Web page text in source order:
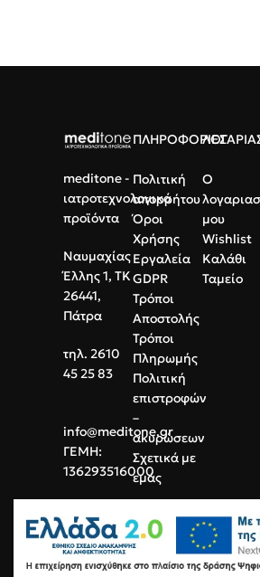
meditone -
ιατροτεχνολογικά
προϊόντα
Ναυμαχίας
Έλλης 1, ΤΚ
26441,
Πάτρα
τηλ. 2610
45 25 83
info@meditone.gr
ΓΕΜΗ:
136293516000
ΠΛΗΡΟΦΟΡΙΕΣ
Πολιτική
απορρήτου
Όροι
Χρήσης
Εργαλεία
GDPR
Τρόποι
Αποστολής
Τρόποι
Πληρωμής
Πολιτική
επιστροφών
–
ακυρώσεων
Σχετικά με
εμάς
Ο
μου
Wishlist
Καλάθι
Ταμείο